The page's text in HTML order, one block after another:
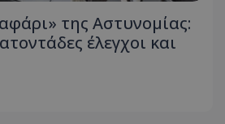
της Αστυνομίας:
έλεγχοι και